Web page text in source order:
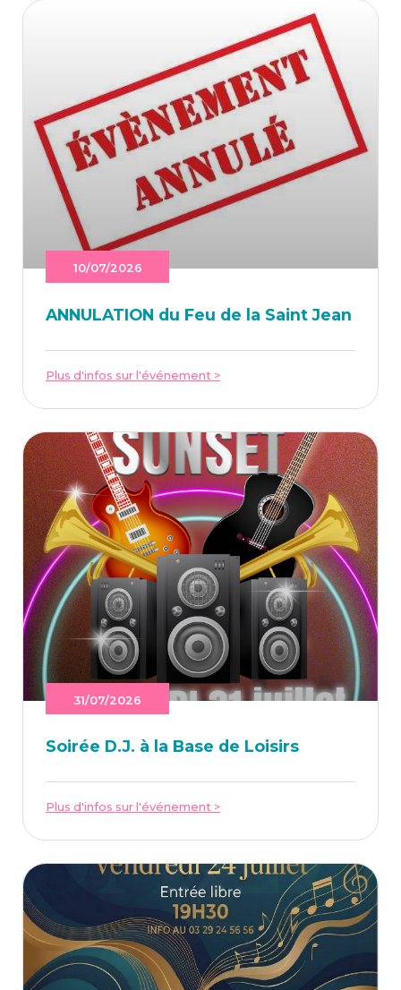
10/07/2026
ANNU­LA­TION du Feu de la Saint Jean
Plus d'infos sur l'événement >
31/07/2026
Soi­rée D.J. à la Base de Loisirs
Plus d'infos sur l'événement >